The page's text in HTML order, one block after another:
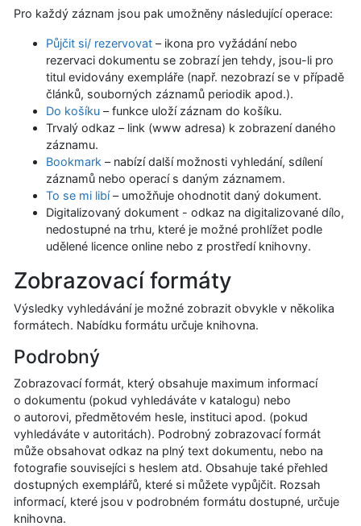
Pro každý záznam jsou pak umožněny následující operace:
Půjčit si/ rezervovat – ikona pro vyžádání nebo
rezervaci dokumentu se zobrazí jen tehdy, jsou-li pro
titul evidovány exempláře (např. nezobrazí se v případě
článků, souborných záznamů periodik apod.).
Do košíku – funkce uloží záznam do košíku.
Trvalý odkaz – link (www adresa) k zobrazení daného
záznamu.
Bookmark – nabízí další možnosti vyhledání, sdílení
záznamů nebo operací s daným záznamem.
To se mi libí– umožňuje ohodnotit daný dokument.
Digitalizovaný dokument - odkaz na digitalizované dílo,
nedostupné na trhu, které je možné prohlížet podle
udělené licence online nebo z prostředí knihovny.
Zobrazovací formáty
Výsledky vyhledávání je možné zobrazit obvykle v několika
formátech. Nabídku formátu určuje knihovna.
Podrobný
Zobrazovací formát, který obsahuje maximum informací
o dokumentu (pokud vyhledáváte v katalogu) nebo
o autorovi, předmětovém hesle, instituci apod. (pokud
vyhledáváte v autoritách). Podrobný zobrazovací formát
může obsahovat odkaz na plný text dokumentu, nebo na
fotografie souvisejíci s heslem atd. Obsahuje také přehled
dostupných exemplářů, které si můžete vypůjčit. Rozsah
informací, které jsou v podrobném formátu dostupné, určuje
knihovna.